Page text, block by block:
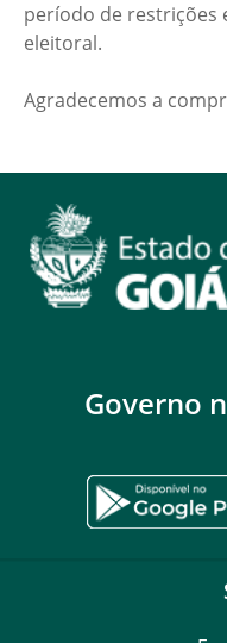
período de restrições
eleitoral.
Agradecemos a
Governo